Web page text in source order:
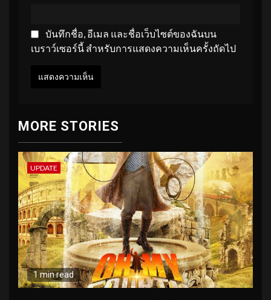
บันทึกชื่อ, อีเมล และชื่อเว็บไซต์ของฉันบน
เบราว์เซอร์นี้ สำหรับการแสดงความเห็นครั้งถัดไป
MORE STORIES
UPDATE
1 min read